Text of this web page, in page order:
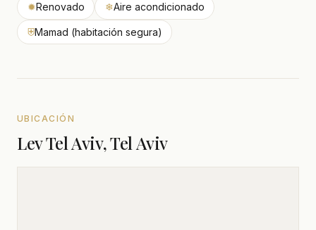
✹Renovado ❄Aire acondicionado
⛨Mamad (habitación segura)
UBICACIÓN
Lev Tel Aviv, Tel Aviv